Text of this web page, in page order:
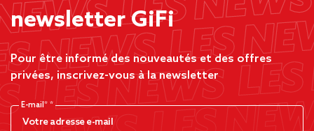
newsletter GiFi
Pour être informé des nouveautés et des offres
privées, inscrivez-vous à la newsletter
E-mail*